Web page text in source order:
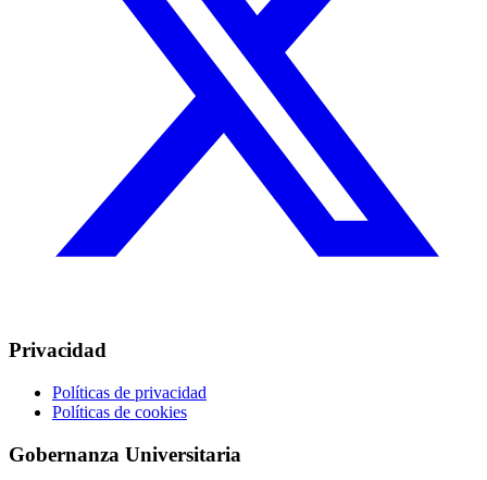
Privacidad
Políticas de privacidad
Políticas de cookies
Gobernanza Universitaria